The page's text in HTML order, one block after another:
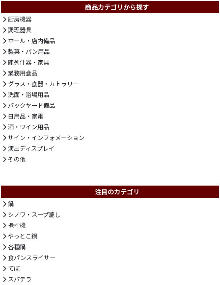
商品カテゴリから探す
厨房機器
調理器具
ホール・店内備品
製菓・パン用品
陳列什器・家具
業務用食品
グラス・食器・カトラリー
洗面・浴場用品
バックヤード備品
日用品・家電
酒・ワイン用品
サイン・インフォメーション
演出ディスプレイ
その他
注目のカテゴリ
鍋
シノワ・スープ漉し
攪拌機
やっとこ鍋
各種鍋
食パンスライサー
てぼ
スパテラ